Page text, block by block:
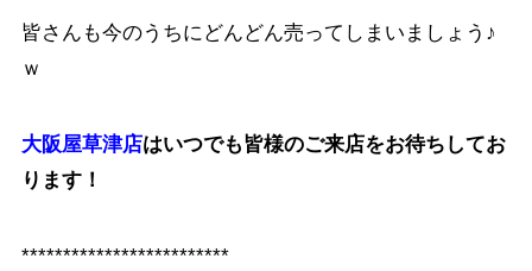
皆さんも今のうちにどんどん売ってしまいましょう♪
ｗ
大阪屋草津店はいつでも皆様のご来店をお待ちしてお
ります！
*************************